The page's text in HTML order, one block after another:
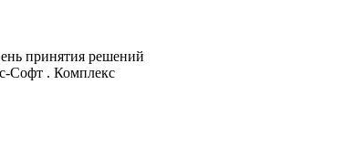
принятия решений
Софт . Комплекс